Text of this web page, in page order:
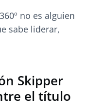
no es alguien
sabe liderar,
Skipper
el título